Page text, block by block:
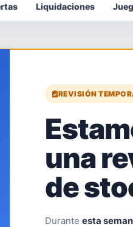
Liquidaciones
REVISIÓN
una
de
Duranteesta
sobre su compra
correcto. Genial la atención
✓